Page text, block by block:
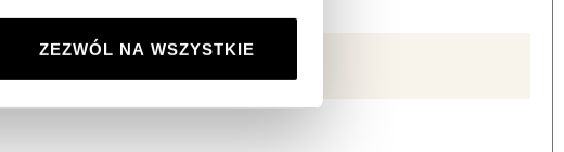
ZEZWÓL NA WSZYSTKIE